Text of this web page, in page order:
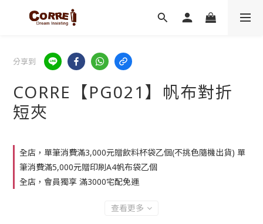
分享到
CORRE【PG021】帆布對折
短夾
全店，單筆消費滿3,000元贈飲料杯袋乙個(不挑色隨機出貨) 單
筆消費滿5,000元贈印刷A4帆布袋乙個
全店，會員獨享 滿3000宅配免運
查看更多